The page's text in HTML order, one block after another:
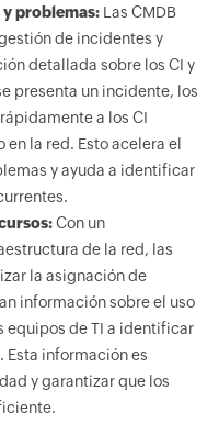
problemas:Las CMDB
de incidentes y
detallada sobre los CI y
presenta un incidente, los
a los CI
la red. Esto acelera el
y ayuda a identificar
Con un
de la red, las
la asignación de
información sobre el uso
equipos de TI a identificar
información es
y garantizar que los